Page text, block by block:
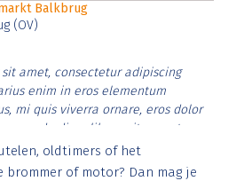
Balkbrug
(OV)
amet, consectetur adipiscing
enim in eros elementum
mi quis viverra ornare, eros dolor
diam libero vitae erat.
et justo cursus id rutrum lorem
vitae risus tristique posuere.
oldtimers of het
brommer of motor? Dan mag je